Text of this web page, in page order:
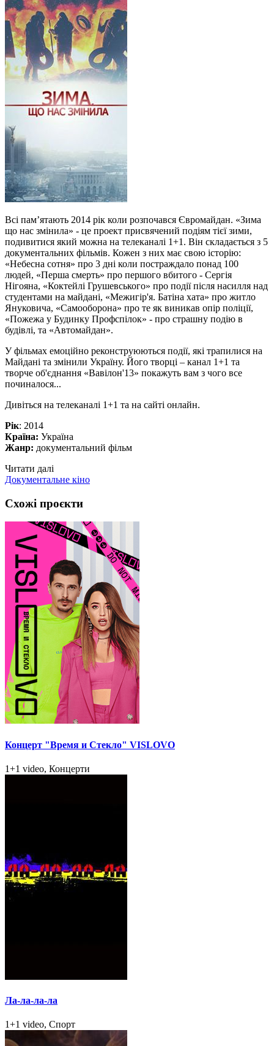
Всі пам’ятають 2014 рік коли розпочався Євромайдан. «Зима
що нас змінила» - це проект присвячений подіям тієї зими,
подивитися який можна на телеканалі 1+1. Він складається з 5
документальних фільмів. Кожен з них має свою історію:
«Небесна сотня» про 3 дні коли постраждало понад 100
людей, «Перша смерть» про першого вбитого - Сергія
Нігояна, «Коктейлі Грушевського» про події після насилля над
студентами на майдані, «Межигір'я. Батіна хата» про житло
Януковича, «Самооборона» про те як виникав опір поліції,
«Пожежа у Будинку Профспілок» - про страшну подію в
будівлі, та «Автомайдан».
У фільмах емоційно реконструюються події, які трапилися на
Майдані та змінили Україну. Його творці – канал 1+1 та
творче об'єднання «Вавілон'13» покажуть вам з чого все
починалося...
Дивіться на телеканалі 1+1 та на сайті онлайн.
Рік: 2014
Країна: Україна
Жанр: документальний фільм
Читати далі
Документальне кіно
Схожі проєкти
Концерт "Время и Стекло" VISLOVO
1+1 video, Концерти
Ла-ла-ла-ла
1+1 video, Спорт